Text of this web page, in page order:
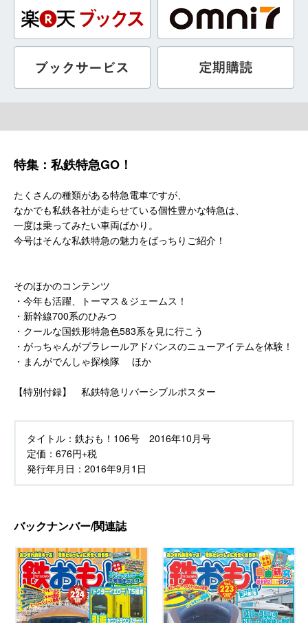
特集：私鉄特急GO！
たくさんの種類がある特急電車ですが、
なかでも私鉄各社が走らせている個性豊かな特急は、
一度は乗ってみたい車両ばかり。
今号はそんな私鉄特急の魅力をばっちりご紹介！
そのほかのコンテンツ
・今年も活躍、トーマス＆ジェームス！
・新幹線700系のひみつ
・クールな国鉄形特急色583系を見に行こう
・がっちゃんがプラレールアドバンスのニューアイテムを体験！
・まんがでんしゃ探検隊 ほか
【特別付録】 私鉄特急リバーシブルポスター
タイトル： 鉄おも！106号 2016年10月号
定価： 676円+税
発行年月日： 2016年9月1日
バックナンバー/関連誌